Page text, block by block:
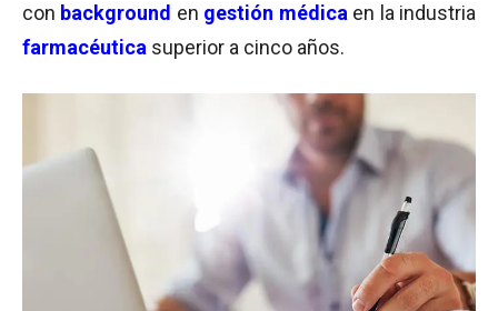
con background en gestión médica en la industria
farmacéutica superior a cinco años.